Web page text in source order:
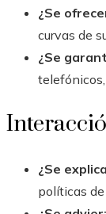
¿Se
curvas de
¿Se
¿Se
políticas